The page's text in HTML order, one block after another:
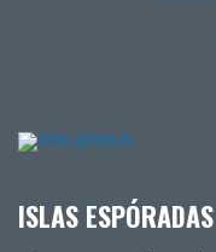
ISLAS ESPÓRADAS